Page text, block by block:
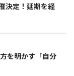
決定！延期を経
を明かす「自分